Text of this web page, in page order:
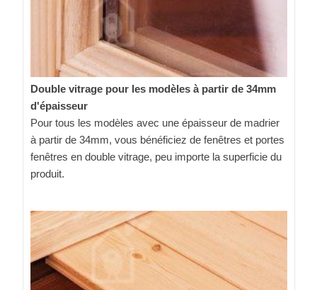
Double vitrage pour les modèles à partir de 34mm
d'épaisseur
Pour tous les modèles avec une épaisseur de madrier
à partir de 34mm, vous bénéficiez de fenêtres et portes
fenêtres en double vitrage, peu importe la superficie du
produit.